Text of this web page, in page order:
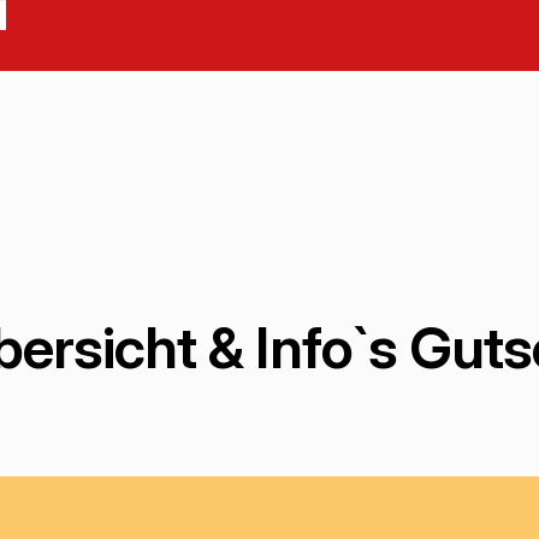
& Info`s